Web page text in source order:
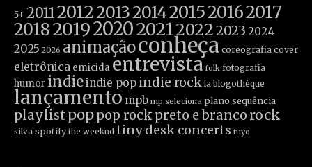
5+ 2011201220132014201520162017
201820192020202120222023 2024
2025 2026 animaçãoconheça coreografia cover
eletrônica emicida entrevista folk fotografia
humor indieindie pop indie rock la blogothèque
lançamento mpb mp seleciona plano sequência
playlist poppop rock preto e branco rock
silva spotify the weeknd tiny desk concerts tuyo